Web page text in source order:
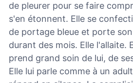
de pleurer pour se faire
s'en étonnent. Elle se
de portage bleue et porte
durant des mois. Elle l'allaite.
prend grand soin de lui, de
Elle lui parle comme à un